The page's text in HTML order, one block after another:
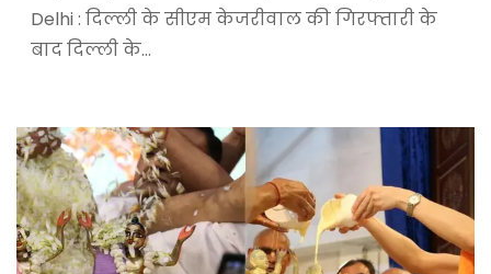
Delhi : दिल्ली के सीएम केजरीवाल की गिरफ्तारी के
बाद दिल्ली के…